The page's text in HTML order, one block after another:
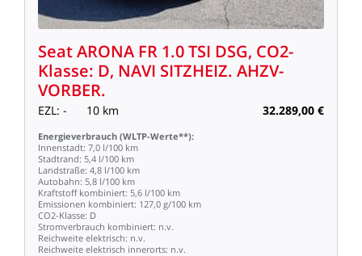
SeatARONA FR 1.0TSI DSG, CO2-
Klasse: D, NAVI SITZHEIZ. AHZV-
VORBER.
EZL: - 10 km 32.289,00 €
Energieverbrauch (WLTP-Werte**):
Innenstadt: 7,0 l/100 km
Stadtrand: 5,4 l/100 km
Landstraße: 4,8 l/100 km
Autobahn: 5,8 l/100 km
Kraftstoff kombiniert: 5,6 l/100 km
Emissionen kombiniert: 127,0 g/100 km
CO2-Klasse: D
Stromverbrauch kombiniert: n.v.
Reichweite elektrisch: n.v.
Reichweite elektrisch innerorts: n.v.